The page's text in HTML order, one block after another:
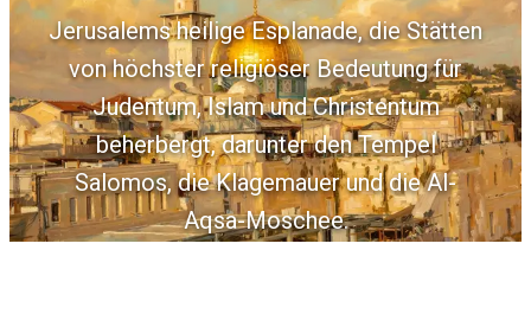
Jerusalems heilige Esplanade, die Stätten
von höchster religiöser Bedeutung für
Judentum, Islam und Christentum
beherbergt, darunter den Tempel
Salomos, die Klagemauer und die Al-
Aqsa-Moschee.